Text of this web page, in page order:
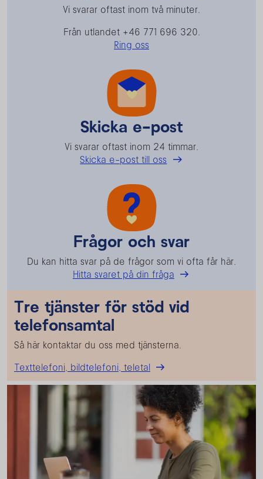
Vi svarar oftast inom två minuter.
Från utlandet +46 771 696 320.
Ring oss
Skicka e-post
Vi svarar oftast inom 24 timmar.
Skicka e-post till oss
Frågor och svar
Du kan hitta svar på de frågor som vi ofta får här.
Hitta svaret på din fråga
Tre tjänster för stöd vid
telefonsamtal
Så här kontaktar du oss med tjänsterna.
Texttelefoni, bildtelefoni, teletal